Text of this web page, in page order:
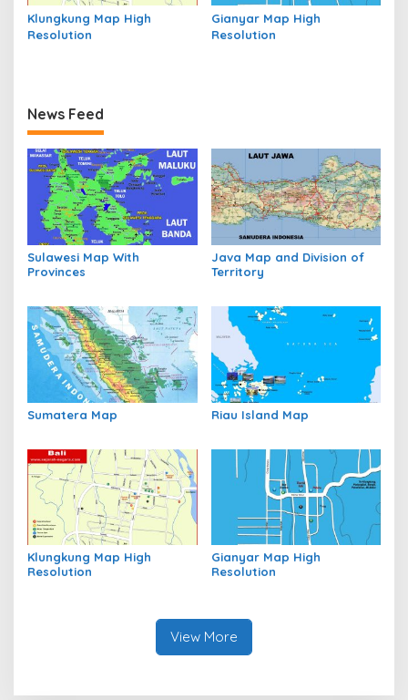
Klungkung Map High
Resolution
Gianyar Map High
Resolution
News Feed
Sulawesi Map With
Provinces
Java Map and Division of
Territory
Sumatera Map Riau Island Map
Klungkung Map High
Resolution
Gianyar Map High
Resolution
View More